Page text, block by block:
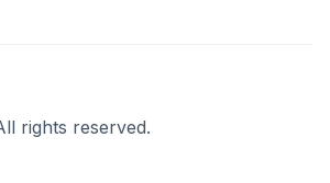
rights reserved.